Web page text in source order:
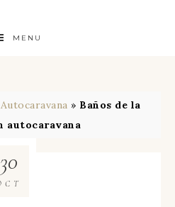
MENU
» Baños de la
autocaravana
30